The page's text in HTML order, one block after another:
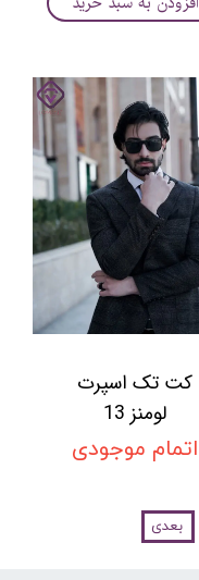
کت تک اسپرت
لومنز 13
اتمام موجودی
بعدی